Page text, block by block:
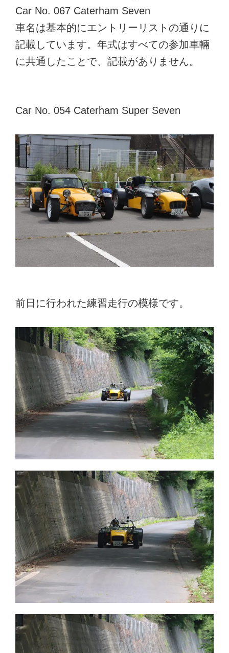
Car No. 067 Caterham Seven
車名は基本的にエントリーリストの通りに
記載しています。年式はすべての参加車輛
に共通したことで、記載がありません。
Car No. 054 Caterham Super Seven
前日に行われた練習走行の模様です。